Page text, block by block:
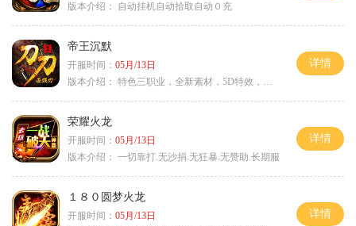
版本介绍：
自动挂机自动拾取自动０充
帝王沉默
开服时间： 05月/13日
版本介绍： 特色三职业，全新素材，5D特效，不卡图
详情
荣耀火龙
开服时间： 05月/13日
版本介绍： 一切靠打.无沙捐.无狂暴.无赞助.长期服
详情
１８０圆梦火龙
开服时间： 05月/13日
详情